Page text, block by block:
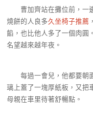
曹加齊站在攤位前，一邊
燒餅的人良多久坐椅子推薦
餡，也比他人多了一個肉圓
名望越來越年夜。
每過一會兒，他都要朝面
璃上蓋了一塊厚紙板，又把
母親在車里待著舒暢點。